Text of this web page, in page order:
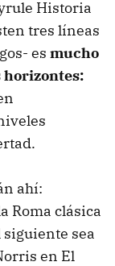
Historia
tres líneas
es mucho
horizontes:
ahí:
Roma clásica
sea
en El